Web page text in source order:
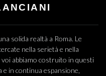
solida realtà a Roma. Le
nella serietà e nella
abbiamo costruito in questi
in continua espansione,